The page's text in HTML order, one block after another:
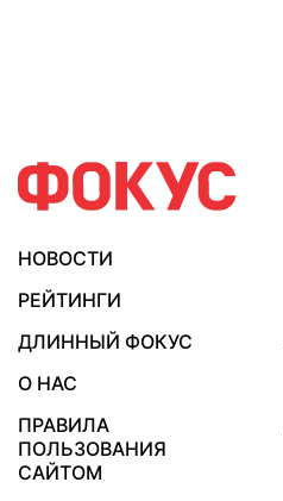
НОВОСТИ
РЕЙТИНГИ
ДЛИННЫЙ ФОКУС
О НАС
ПРАВИЛА
ПОЛЬЗОВАНИЯ
САЙТОМ